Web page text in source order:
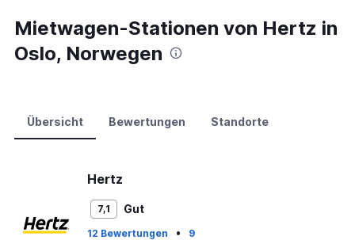
0
to
120.
Mietwagen-Stationen von Hertz in
Oslo, Norwegen
Übersicht Bewertungen Standorte
Hertz
7,1 Gut
12 Bewertungen •
9